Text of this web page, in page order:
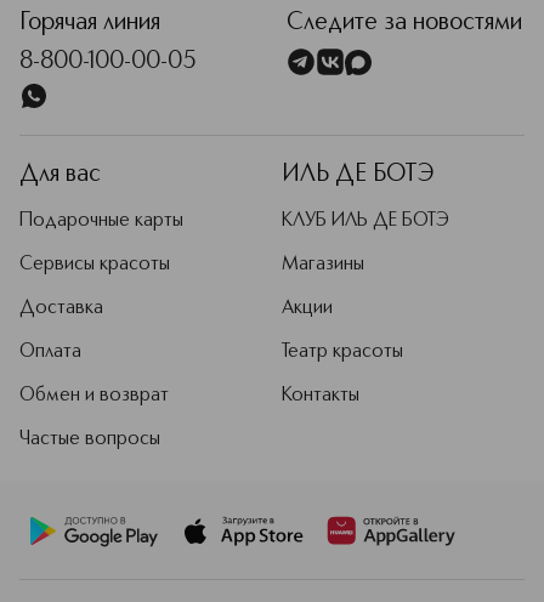
Горячая линия
8-800-100-00-05
Следите за новостями
Для вас
Подарочные карты
Сервисы красоты
Доставка
Оплата
Обмен и возврат
Частые вопросы
ИЛЬ ДЕ БОТЭ
КЛУБ ИЛЬ ДЕ БОТЭ
Магазины
Акции
Театр красоты
Контакты